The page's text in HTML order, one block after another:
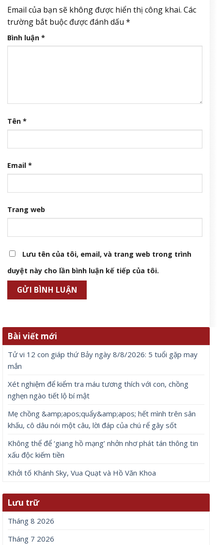
Email của bạn sẽ không được hiển thị công khai. Các
trường bắt buộc được đánh dấu *
Bình luận *
Tên *
Email *
Trang web
Lưu tên của tôi, email, và trang web trong trình
duyệt này cho lần bình luận kế tiếp của tôi.
Bài viết mới
Tử vi 12 con giáp thứ Bảy ngày 8/8/2026: 5 tuổi gặp may
mắn
Xét nghiệm để kiểm tra máu tương thích với con, chồng
nghẹn ngào tiết lộ bí mật
Mẹ chồng &amp;apos;quẩy&amp;apos; hết mình trên sân
khấu, cô dâu nói một câu, lời đáp của chú rể gây sốt
Không thể để ‘giang hồ mạng’ nhởn nhơ phát tán thông tin
xấu độc kiếm tiền
Khởi tố Khánh Sky, Vua Quạt và Hồ Văn Khoa
Lưu trữ
Tháng 8 2026
Tháng 7 2026